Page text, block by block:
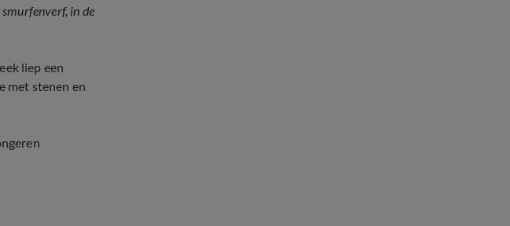
in de
liep een
met stenen en